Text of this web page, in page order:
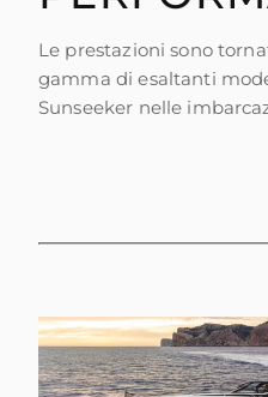
Le prestazioni sono
gamma di esaltanti
Sunseeker nelle